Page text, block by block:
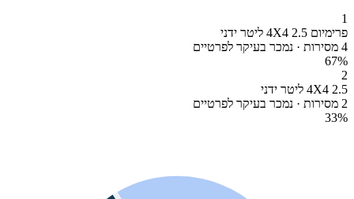
1
פרימיום 4X4 2.5 ליטר ידני
4 מסירות · נמכר בעיקר לפרטיים
67%
2
4X4 2.5 ליטר ידני
2 מסירות · נמכר בעיקר לפרטיים
33%